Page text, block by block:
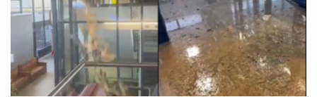
品，「如果天黑了，就點一支蠟燭；如果天氣寒冷，可以使
用火盆，但要注意火源和通風」。鎌田浩毅接著指出，一般
家庭可以挑戰2天不去買食物，若是1個人住的學生則可延長
至5天，以確認家中有多少存糧。他說，水電瓦斯都可以繼
續使用，但只能依靠冰箱裡的食物過活，「這樣，你就會知
道在緊急情況下需要什麼，例如泡麵和罐頭食品，同時也讓